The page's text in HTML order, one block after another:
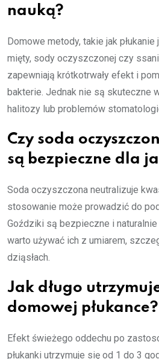
nauką?
Domowe metody, takie jak
mięty, sody oczyszczonej czy
zapewniają krótkotrwały efekt i
bakterie. Jednak nie są skuteczne
halitozy lub problemów
Czy soda
są bezpieczne dla
Soda oczyszczona neutralizuje
stosowanie może prowadzić do
Goździki są bezpieczne i
warto używać ich z umiarem,
dziąsłach.
Jak długo
domowej płukance?
Efekt świeżego oddechu po
płukanki utrzymuje się od 1 do 3